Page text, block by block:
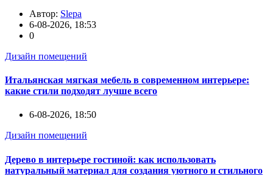
Автор: Slepa
6-08-2026, 18:53
0
Дизайн помещений
Итальянская мягкая мебель в современном интерьере:
какие стили подходят лучше всего
6-08-2026, 18:50
Дизайн помещений
Дерево в интерьере гостиной: как использовать
натуральный материал для создания уютного и стильного